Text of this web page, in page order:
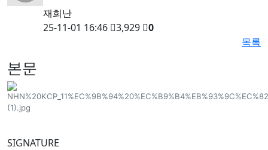
재희난
25-11-01 16:46
3,929
0
목록
본문
SIGNATURE